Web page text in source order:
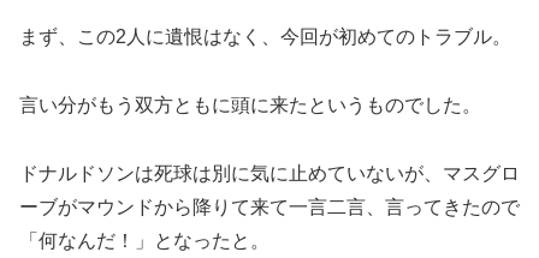
まず、この2人に遺恨はなく、今回が初めてのトラブル。
言い分がもう双方ともに頭に来たというものでした。
ドナルドソンは死球は別に気に止めていないが、マスグロ
ーブがマウンドから降りて来て一言二言、言ってきたので
「何なんだ！」となったと。